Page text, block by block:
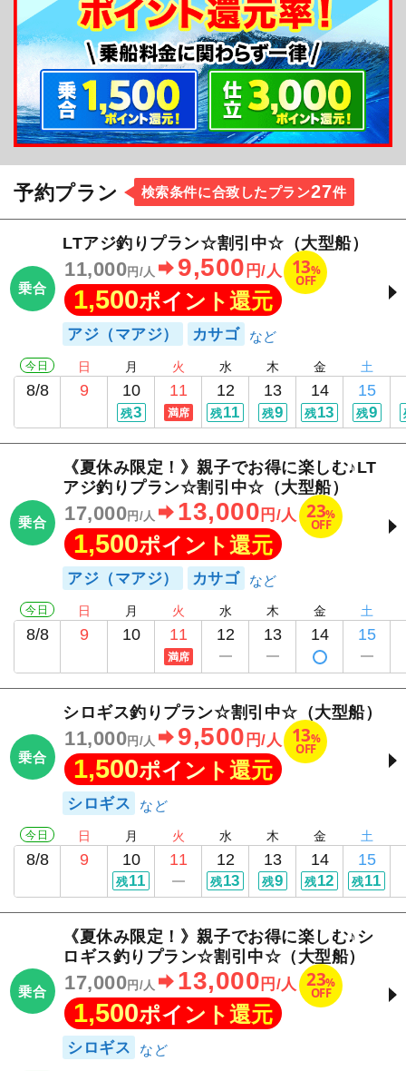
りからルアー釣り、ハゼ釣りなど多種多様な東京湾
の釣りを全てご堪能いただきたく思います。宜しく
お願い致します。
予約プラン 検索条件に合致したプラン27件
乗合
LTアジ釣りプラン☆割引中☆（大型船）
11,000 円/人 9,500 円/人 13%
OFF
1,500ポイント還元
アジ（マアジ） カサゴ
今日
8/8
日
9
月
10
残3
火
11
満席
水
12
残11
木
13
残9
金
14
残13
土
15
残9
乗合
《夏休み限定！》親子でお得に楽しむ♪LT
アジ釣りプラン☆割引中☆（大型船）
17,000 円/人 13,000 円/人 23%
OFF
1,500ポイント還元
アジ（マアジ） カサゴ
今日
8/8
日
9
月
10
火
11
満席
水
12
木
13
金
14
土
15
乗合
シロギス釣りプラン☆割引中☆（大型船）
11,000円/人 9,500 円/人 13%
OFF
1,500ポイント還元
シロギス
今日
8/8
日
9
月
10
残11
火
11
水
12
残13
木
13
残9
金
14
残12
土
15
残11
乗合
《夏休み限定！》親子でお得に楽しむ♪シ
ロギス釣りプラン☆割引中☆（大型船）
17,000円/人 13,000 円/人 23%
OFF
1,500ポイント還元
シロギス